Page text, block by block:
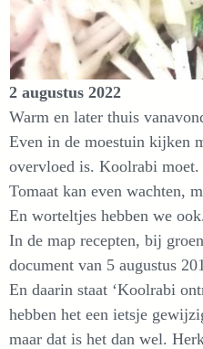
2 augustus 2022
Warm en later thuis
Even in de moestuin kijken
overvloed is. Koolrabi
Tomaat kan even wachten,
En worteltjes hebben we
In de map recepten, bij
document van 5 augustus
En daarin staat ‘Koolrabi
hebben het een ietsje
maar dat is het dan wel.